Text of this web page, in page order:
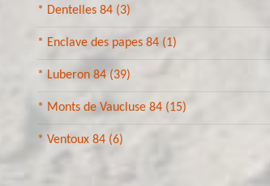
* Dentelles 84 (3)
* Enclave des papes 84 (1)
* Luberon 84 (39)
* Monts de Vaucluse 84 (15)
* Ventoux 84 (6)